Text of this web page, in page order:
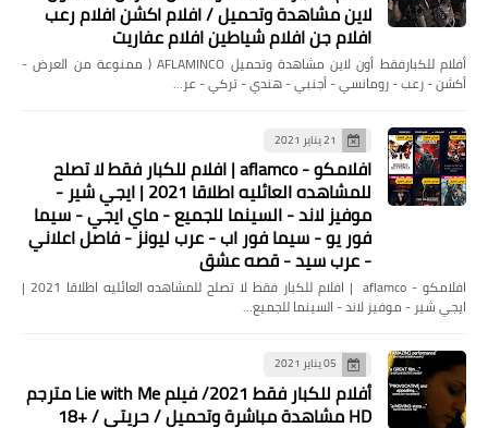
منوعات
شركة تنظيف كنب بجدة وأفضل خدمات
تنظيف كنب بالبخار
لاين مشاهدة وتحميل / افلام اكشن افلام رعب
افلام جن افلام شياطين افلام عفاريت
أفلام للكبارفقط أون لاين مشاهدة وتحميل AFLAMINCO ( ممنوعة من العرض -
أكشن - رعب - رومانسي - أجنبي - هندي - تركي - عر…
21 يناير 2021
افلامكو - aflamco | افلام للكبار فقط لا تصلح
للمشاهده العائليه اطلاقا 2021 | ايجي شير -
موفيز لاند - السينما للجميع - ماي ايجي - سيما
فور يو - سيما فور اب - عرب ليونز - فاصل اعلاني
- عرب سيد - قصه عشق
افلامكو - aflamco | افلام للكبار فقط لا تصلح للمشاهده العائليه اطلاقا 2021 |
ايجي شير - موفيز لاند - السينما للجميع…
05 يناير 2021
أفلام للكبار فقط 2021/ فيلم Lie with Me مترجم
HD مشاهدة مباشرة وتحميل / حريتي / +18